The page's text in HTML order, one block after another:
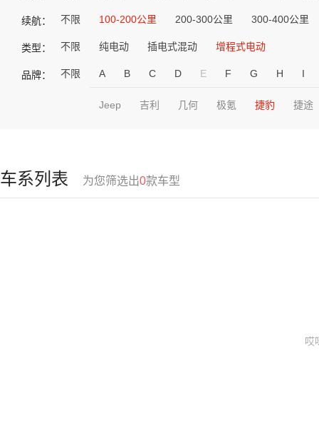
续航： 不限 100-200公里 200-300公里 300-400公里
类型： 不限 纯电动 插电式混动 增程式电动
品牌： 不限 A B C D E F G H I
Jeep 吉利 几何 极氪 捷豹 捷途
车系列表 为您筛选出0款车型
哎